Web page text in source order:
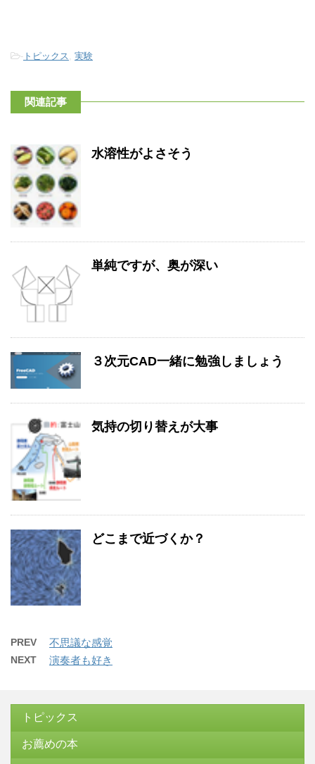
- トピックス 実験
関連記事
水溶性がよさそう
単純ですが、奥が深い
３次元CAD一緒に勉強しましょう
気持の切り替えが大事
どこまで近づくか？
PREV 不思議な感覚
NEXT 演奏者も好き
トピックス
お薦めの本